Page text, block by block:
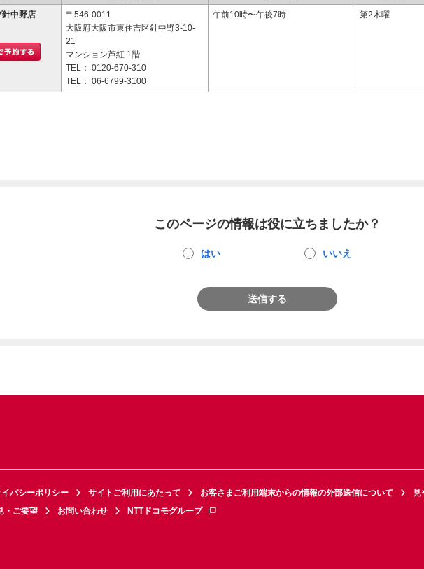
針中野店
〒546-0011
大阪府大阪市東住吉区針中野3-10-
21
マンション芦紅 1階
TEL： 0120-670-310
TEL： 06-6799-3100
午前10時〜午後7時 第2木曜
このページの情報は役に立ちましたか？
はい いいえ
送信する
イバシーポリシー サイトご利用にあたって お客さまご利用端末からの情報の外部送信について
見
・ご要望 お問い合わせ NTTドコモグループ